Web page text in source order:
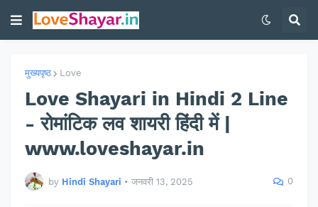
मुख्यपृष्ठ Love
Love Shayari in Hindi 2 Line
- रोमांटिक लव शायरी हिंदी में |
www.loveshayar.in
by Hindi Shayari • जनवरी 13, 2025 0